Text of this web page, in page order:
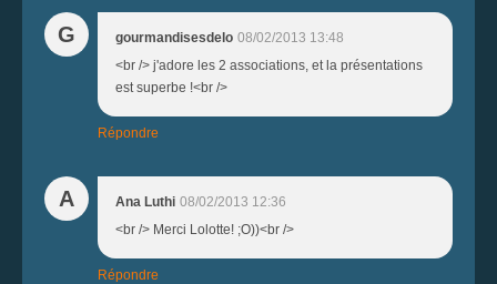
G gourmandisesdelo 08/02/2013 13:48
<br /> j'adore les 2 associations, et la présentations
est superbe !<br />
Répondre
A Ana Luthi 08/02/2013 12:36
<br /> Merci Lolotte! ;O))<br />
Répondre